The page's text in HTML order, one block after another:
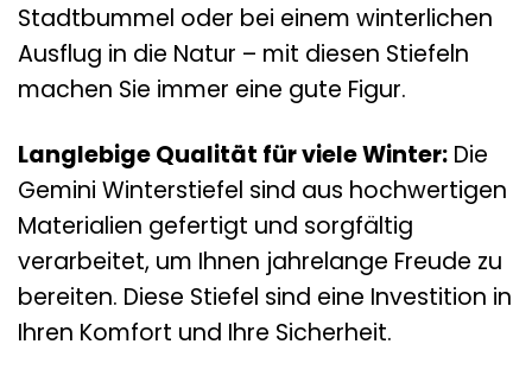
Stadtbummel oder bei einem winterlichen
Ausflug in die Natur – mit diesen Stiefeln
machen Sie immer eine gute Figur.
Langlebige Qualität für viele Winter: Die
Gemini Winterstiefel sind aus hochwertigen
Materialien gefertigt und sorgfältig
verarbeitet, um Ihnen jahrelange Freude zu
bereiten. Diese Stiefel sind eine Investition in
Ihren Komfort und Ihre Sicherheit.